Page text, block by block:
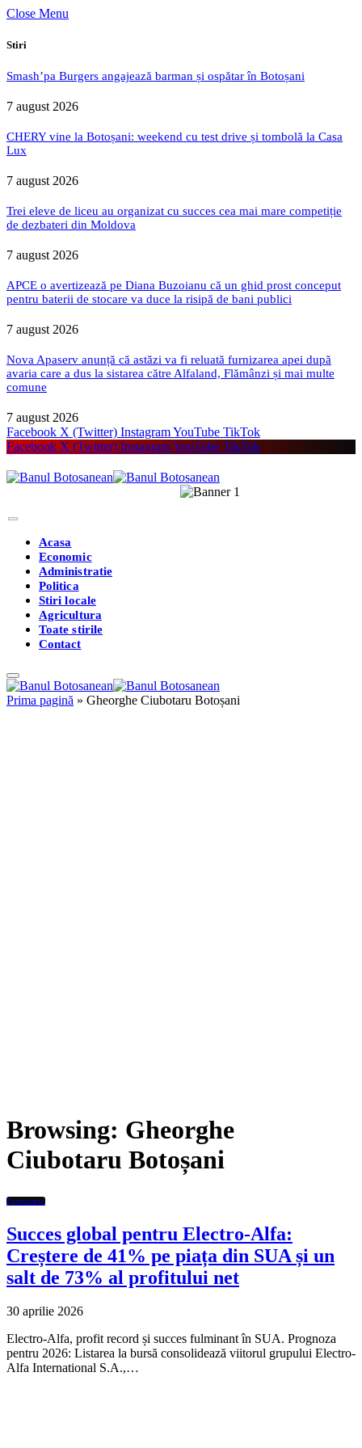
Close Menu
Stiri
Smash’pa Burgers angajează barman și ospătar în Botoșani
7 august 2026
CHERY vine la Botoșani: weekend cu test drive și tombolă la Casa
Lux
7 august 2026
Trei eleve de liceu au organizat cu succes cea mai mare competiție
de dezbateri din Moldova
7 august 2026
APCE o avertizează pe Diana Buzoianu că un ghid prost conceput
pentru baterii de stocare va duce la risipă de bani publici
7 august 2026
Nova Apaserv anunță că astăzi va fi reluată furnizarea apei după
avaria care a dus la sistarea către Alfaland, Flămânzi și mai multe
comune
7 august 2026
Facebook X (Twitter) InstagramYouTube TikTok
Facebook X (Twitter) InstagramYouTube TikTok
Acasa
Economic
Administratie
Politica
Stiri locale
Agricultura
Toate stirile
Contact
Prima pagină » Gheorghe Ciubotaru Botoșani
Browsing: Gheorghe
Ciubotaru Botoșani
Economic
Succes global pentru Electro-Alfa:
Creștere de 41% pe piața din SUA și un
salt de 73% al profitului net
30 aprilie 2026
Electro-Alfa, profit record și succes fulminant în SUA. Prognoza
pentru 2026: Listarea la bursă consolidează viitorul grupului Electro-
Alfa International S.A.,…